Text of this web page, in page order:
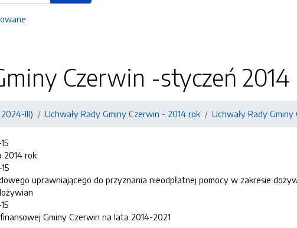
Czerwin -styczeń 2014
III) Uchwały Rady Gminy Czerwin - 2014 rok Uchwały Rady
2014 rok
uprawniającego do przyznania nieodpłatnej pomocy w zakresie
Gminy Czerwin na lata 2014-2021